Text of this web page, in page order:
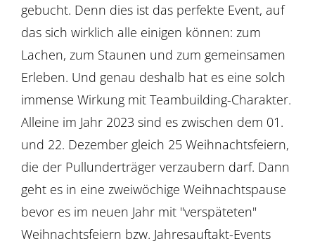
gebucht. Denn dies ist das perfekte Event, auf
das sich wirklich alle einigen können: zum
Lachen, zum Staunen und zum gemeinsamen
Erleben. Und genau deshalb hat es eine solch
immense Wirkung mit Teambuilding-Charakter.
Alleine im Jahr 2023 sind es zwischen dem 01.
und 22. Dezember gleich 25 Weihnachtsfeiern,
die der Pullunderträger verzaubern darf. Dann
geht es in eine zweiwöchige Weihnachtspause
bevor es im neuen Jahr mit "verspäteten"
Weihnachtsfeiern bzw. Jahresauftakt-Events